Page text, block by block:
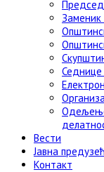
Одељење
Вести
Јавна
Контакт